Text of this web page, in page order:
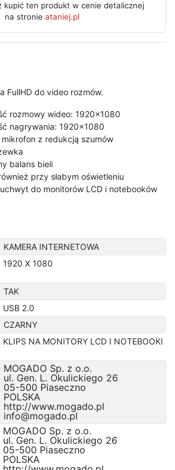
kupić ten produkt w cenie detalicznej
na stronie ataniej.pl
FullHD do video rozmów.
rozmowy wideo: 1920x1080
nagrywania: 1920x1080
z redukcją szumów
balans bieli
przy słabym oświetleniu
do monitorów LCD i notebooków
KAMERA INTERNETOWA
1920 X 1080
TAK
USB 2.0
CZARNY
KLIPS NA MONITORY LCD I NOTEBOOKI
MOGADO Sp. z o.o.
ul. Gen. L. Okulickiego 26
05-500 Piaseczno
POLSKA
http://www.mogado.pl
info@mogado.pl
MOGADO Sp. z o.o.
ul. Gen. L. Okulickiego 26
05-500 Piaseczno
POLSKA